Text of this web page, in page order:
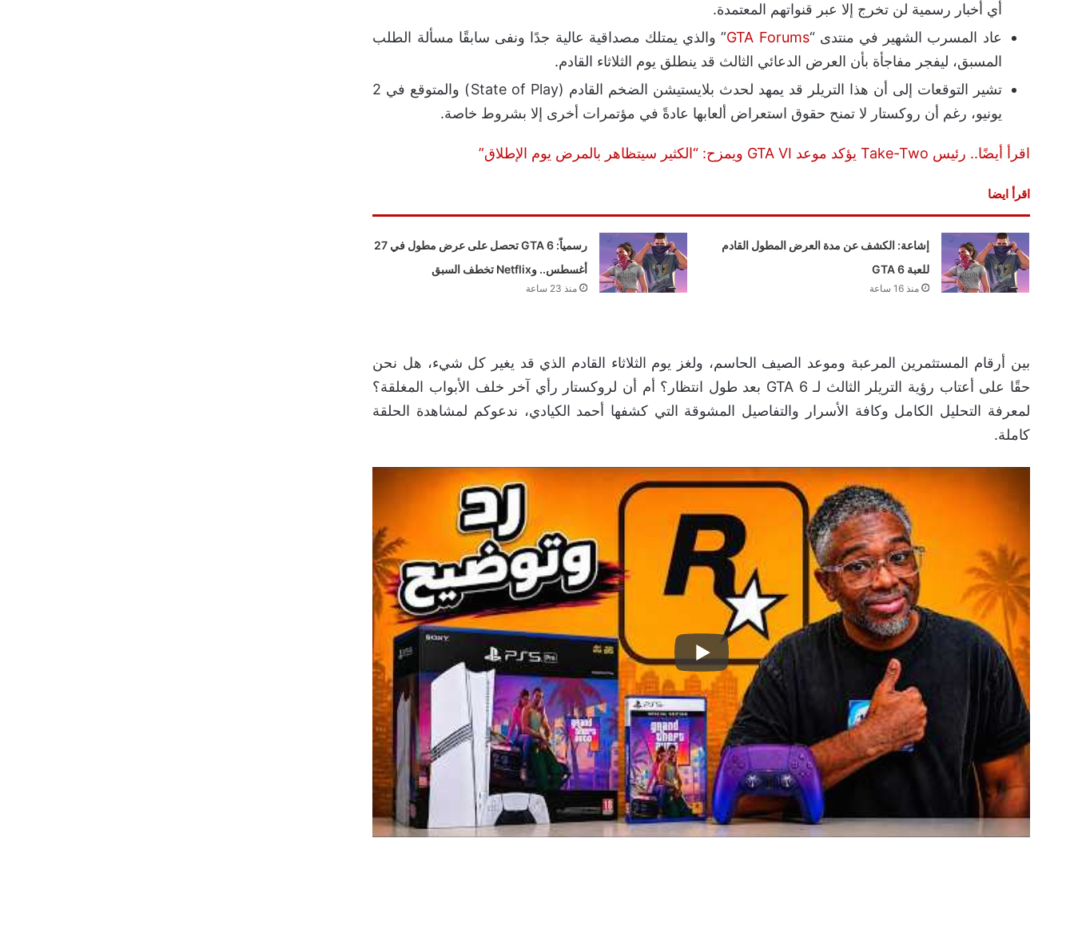
أي أخبار رسمية لن تخرج إلا عبر قنواتهم المعتمدة.
عاد المسرب الشهير في منتدى “GTA Forums” والذي يمتلك مصداقية عالية جدًا ونفى سابقًا مسألة الطلب
المسبق، ليفجر مفاجأة بأن العرض الدعائي الثالث قد ينطلق يوم الثلاثاء القادم.
تشير التوقعات إلى أن هذا التريلر قد يمهد لحدث بلايستيشن الضخم القادم (State of Play) والمتوقع في 2
يونيو، رغم أن روكستار لا تمنح حقوق استعراض ألعابها عادةً في مؤتمرات أخرى إلا بشروط خاصة.
اقرأ أيضًا.. رئيس Take-Two يؤكد موعد GTA VI ويمزح: “الكثير سيتظاهر بالمرض يوم الإطلاق”
اقرأ ايضا
إشاعة: الكشف عن مدة العرض المطول القادم
للعبة GTA 6
منذ 16 ساعة
رسمياً: GTA 6 تحصل على عرض مطول في 27
أغسطس.. وNetflix تخطف السبق
منذ 23 ساعة
بين أرقام المستثمرين المرعبة وموعد الصيف الحاسم، ولغز يوم الثلاثاء القادم الذي قد يغير كل شيء، هل نحن
حقًا على أعتاب رؤية التريلر الثالث لـ GTA 6 بعد طول انتظار؟ أم أن لروكستار رأي آخر خلف الأبواب المغلقة؟
لمعرفة التحليل الكامل وكافة الأسرار والتفاصيل المشوقة التي كشفها أحمد الكيادي، ندعوكم لمشاهدة الحلقة
كاملة.